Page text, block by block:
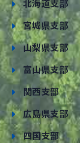
北海道支部
宮城県支部
山梨県支部
富山県支部
関西支部
広島県支部
四国支部